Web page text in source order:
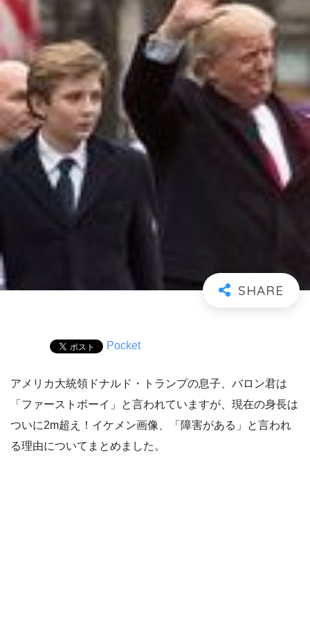
Pocket
アメリカ大統領ドナルド・トランプの息子、バロン君は
「ファーストボーイ」と言われていますが、現在の身長は
ついに2m超え！イケメン画像、「障害がある」と言われ
る理由についてまとめました。